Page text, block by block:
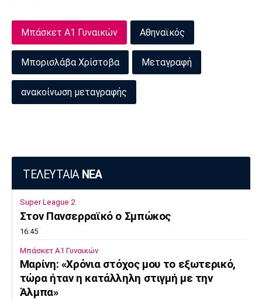
Μπάσκετ Α1 Γυναικών Αθηναϊκός
Μπορισλάβα Χρίστοβα Μεταγραφή
ανακοίνωση μεταγραφής
ΤΕΛΕΥΤΑΙΑ ΝΕΑ
Super League 2
Στον Πανσερραϊκό ο Σμπώκος
16:45
Μπάσκετ Α1 Γυναικών
Μαρίνη: «Χρόνια στόχος μου το εξωτερικό,
τώρα ήταν η κατάλληλη στιγμή με την
Άλμπα»